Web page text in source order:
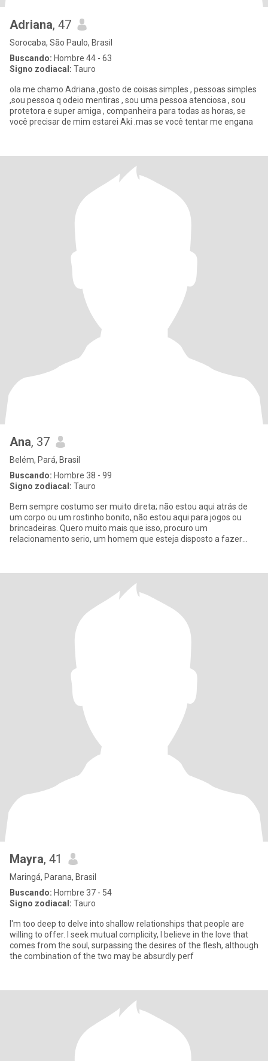
Adriana, 47
Sorocaba, São Paulo, Brasil
Buscando: Hombre 44 - 63
Signo zodiacal: Tauro
ola me chamo Adriana ,gosto de coisas simples , pessoas simples
,sou pessoa q odeio mentiras , sou uma pessoa atenciosa , sou
protetora e super amiga , companheira para todas as horas, se
você precisar de mim estarei Aki .mas se você tentar me engana
Ana, 37
Belém, Pará, Brasil
Buscando: Hombre 38 - 99
Signo zodiacal: Tauro
Bem sempre costumo ser muito direta; não estou aqui atrás de
um corpo ou um rostinho bonito, não estou aqui para jogos ou
brincadeiras. Quero muito mais que isso, procuro um
relacionamento serio, um homem que esteja disposto a fazer
Mayra, 41
Maringá, Parana, Brasil
Buscando: Hombre 37 - 54
Signo zodiacal: Tauro
I'm too deep to delve into shallow relationships that people are
willing to offer. I seek mutual complicity, I believe in the love that
comes from the soul, surpassing the desires of the flesh, although
the combination of the two may be absurdly perf